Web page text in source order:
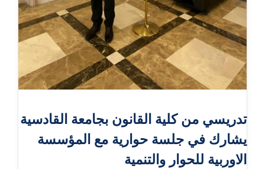
تدريسي من كلية القانون بجامعة القادسية
يشارك في جلسة حوارية مع المؤسسة
الاوربية للحوار والتنمية